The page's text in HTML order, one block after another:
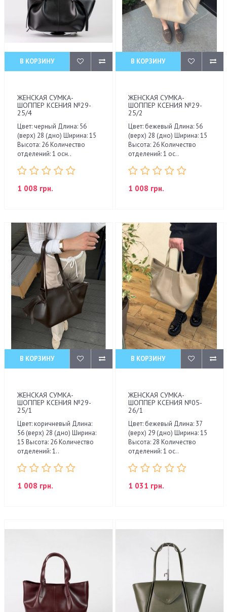
В КОРЗИНУ
ЖЕНСКАЯ СУМКА-
ШОППЕР КСЕНИЯ №29-
25/4
Цвет: черный Длина: 56
(верх) 28 (дно) Ширина: 15
Высота: 26 Количество
отделений: 1 осн..
1 008 грн.
В КОРЗИНУ
ЖЕНСКАЯ СУМКА-
ШОППЕР КСЕНИЯ №29-
25/2
Цвет: бежевый Длина: 56
(верх) 28 (дно) Ширина: 15
Высота: 26 Количество
отделений: 1 ос..
1 008 грн.
В КОРЗИНУ
ЖЕНСКАЯ СУМКА-
ШОППЕР КСЕНИЯ №29-
25/1
Цвет: коричневый Длина:
56 (верх) 28 (дно) Ширина:
15 Высота: 26 Количество
отделений: 1..
1 008 грн.
В КОРЗИНУ
ЖЕНСКАЯ СУМКА-
ШОППЕР КСЕНИЯ №05-
26/1
Цвет: бежевый Длина: 37
(верх) 29 (дно) Ширина: 15
Высота: 28 Количество
отделений: 1 ос..
1 031 грн.